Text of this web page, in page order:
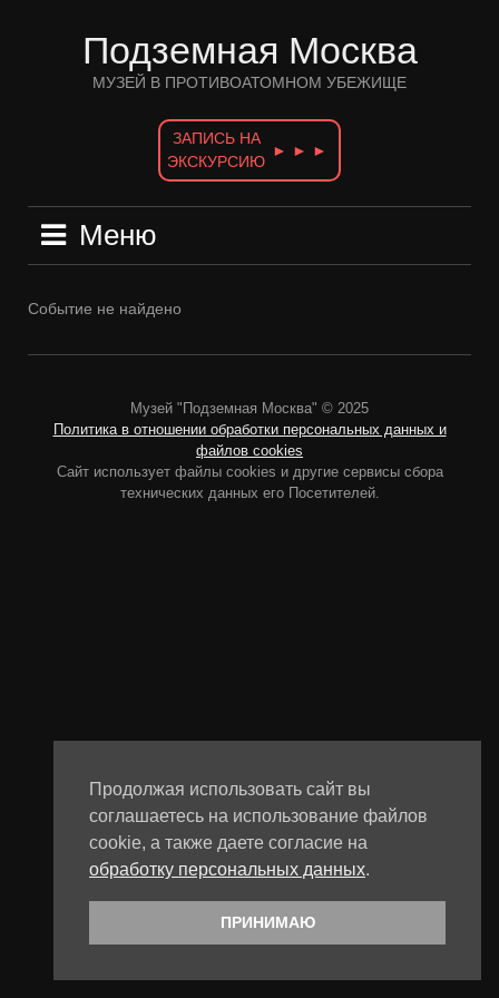
Подземная Москва
МУЗЕЙ В ПРОТИВОАТОМНОМ УБЕЖИЩЕ
ЗАПИСЬ НА
ЭКСКУРСИЮ
► ► ►
Меню
Событие не найдено
Музей "Подземная Москва" © 2025
Политика в отношении обработки персональных данных и
файлов cookies
Сайт использует файлы cookies и другие сервисы сбора
технических данных его Посетителей.
Продолжая использовать сайт вы
соглашаетесь на использование файлов
cookie, а также даете согласие на
обработку персональных данных.
ПРИНИМАЮ